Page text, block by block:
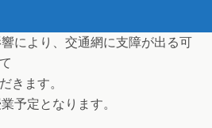
により、交通網に支障が出る可
きます。
予定となります。